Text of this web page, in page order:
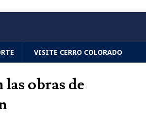
VISITE CERRO COLORADO
las obras de